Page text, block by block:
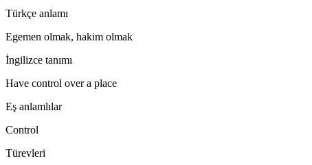
Türkçe anlamı
Egemen olmak, hakim olmak
İngilizce tanımı
Have control over a place
Eş anlamlılar
Control
Türevleri